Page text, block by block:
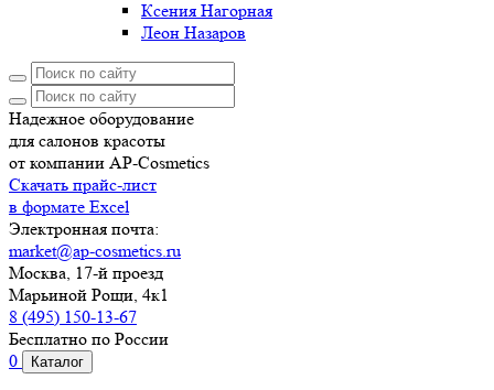
Ксения Нагорная
Леон Назаров
Надежное оборудование
для салонов красоты
от компании AP-Cosmetics
Скачать прайс-лист
в формате Excel
Электронная почта:
market@ap-cosmetics.ru
Москва, 17-й проезд
Марьиной Рощи, 4к1
8 (495) 150-13-67
Бесплатно по России
0
Каталог